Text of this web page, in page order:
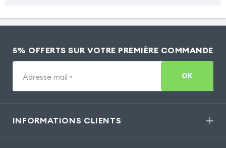
5% OFFERTS SUR VOTRE PREMIÈRE COMMANDE
Adresse mail * OK
INFORMATIONS CLIENTS